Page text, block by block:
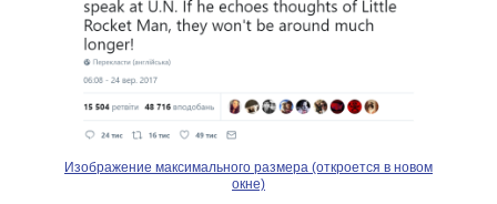
Изображение максимального размера (откроется в новом
окне)